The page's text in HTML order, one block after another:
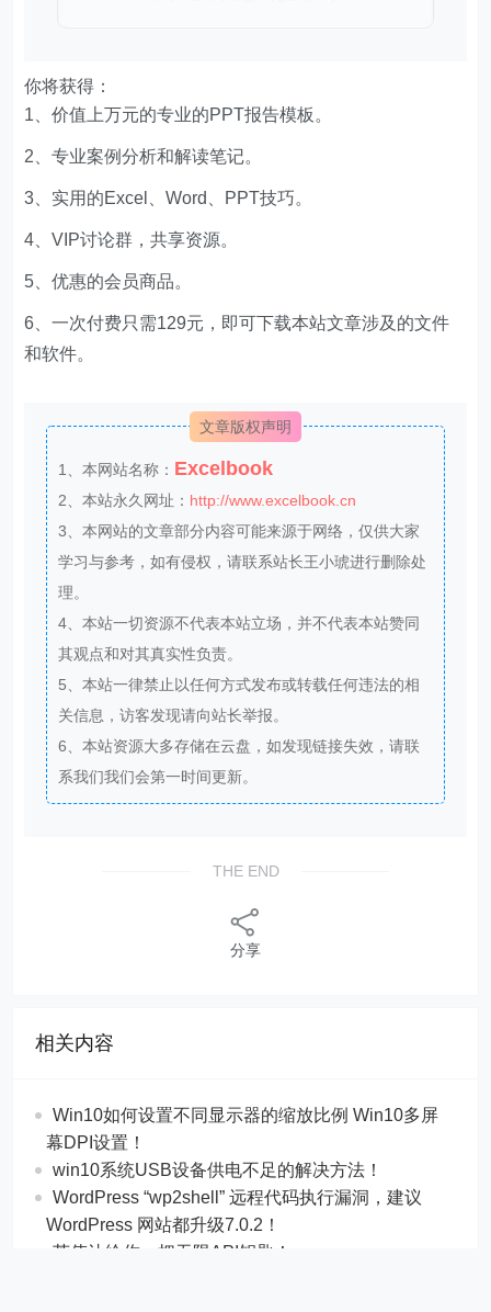
你将获得：
1、价值上万元的专业的PPT报告模板。
2、专业案例分析和解读笔记。
3、实用的Excel、Word、PPT技巧。
4、VIP讨论群，共享资源。
5、优惠的会员商品。
6、一次付费只需129元，即可下载本站文章涉及的文件
和软件。
文章版权声明
1、本网站名称： Excelbook
2、本站永久网址： http://www.excelbook.cn
3、本网站的文章部分内容可能来源于网络，仅供大家
学习与参考，如有侵权，请联系站长王小琥进行删除处
理。
4、本站一切资源不代表本站立场，并不代表本站赞同
其观点和对其真实性负责。
5、本站一律禁止以任何方式发布或转载任何违法的相
关信息，访客发现请向站长举报。
6、本站资源大多存储在云盘，如发现链接失效，请联
系我们我们会第一时间更新。
THE END
分享
相关内容
Win10如何设置不同显示器的缩放比例 Win10多屏
幕DPI设置！
win10系统USB设备供电不足的解决方法！
WordPress “wp2shell” 远程代码执行漏洞，建议
WordPress 网站都升级7.0.2！
英伟达给你一把无限API钥匙！